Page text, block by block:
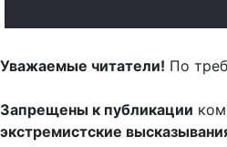
Уважаемые читатели! По
Запрещены к публикации
экстремистские